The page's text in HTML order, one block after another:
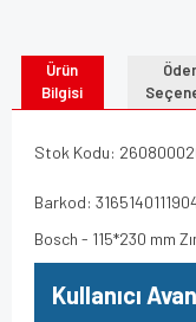
Ürün
Bilgisi
Stok Kodu:
Barkod:
Bosch - 115*230 mm
Kullanıcı